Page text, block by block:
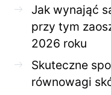
Jak wynająć
przy tym
2026 roku
Skuteczne
równowagi